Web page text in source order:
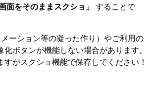
画面をそのままスクショ」 することで
ーション等の凝った作り）やご利用の
ボタンが機能しない場合があります。
すがスクショ機能で保存してください！